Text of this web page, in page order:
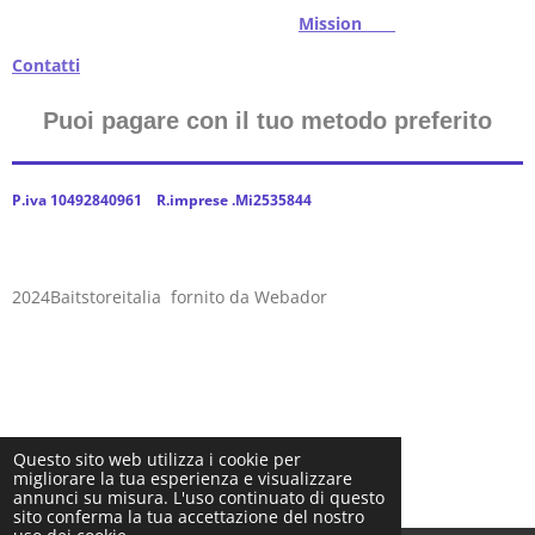
Questo sito web utilizza i cookie per
migliorare la tua esperienza e visualizzare
annunci su misura. L'uso continuato di questo
sito conferma la tua accettazione del nostro
Mission
Contatti
Puoi pagare con il tuo metodo preferito
P.iva 10492840961 R.imprese .Mi2535844
2024Baitstoreitalia fornito da Webador